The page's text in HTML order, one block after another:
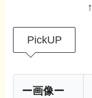
↑
PickUP
ー画像ー